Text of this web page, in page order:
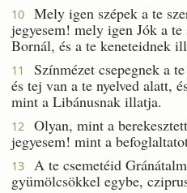
10
Mely igen szépek a te
jegyesem! mely igen Jók a
Bornál, és a te keneteidnek
11
Színmézet csepegnek a
és tej van a te nyelved alatt,
mint a Libánusnak illatja.
12
Olyan, mint a
jegyesem! mint a
13
A te csemetéid
gyümölcsökkel egybe,